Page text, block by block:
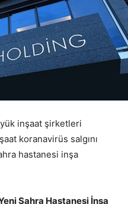
inşaat şirketleri
koranavirüs salgını
hastanesi inşa
Sahra Hastanesi İnşa